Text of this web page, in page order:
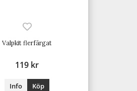
Valpkit flerfärgat
119 kr
Info Köp